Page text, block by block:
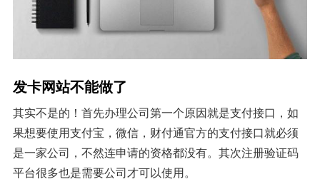
发卡网站不能做了
其实不是的！首先办理公司第一个原因就是支付接口，如
果想要使用支付宝，微信，财付通官方的支付接口就必须
是一家公司，不然连申请的资格都没有。其次注册验证码
平台很多也是需要公司才可以使用。